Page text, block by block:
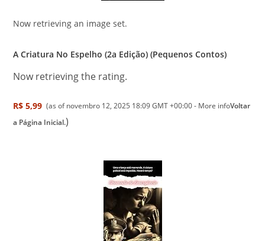
Now retrieving an image set.
A Criatura No Espelho (2a Edição) (Pequenos Contos)
Now retrieving the rating.
R$ 5,99 (as of novembro 12, 2025 18:09 GMT +00:00 - More infoVoltar
a Página Inicial.)